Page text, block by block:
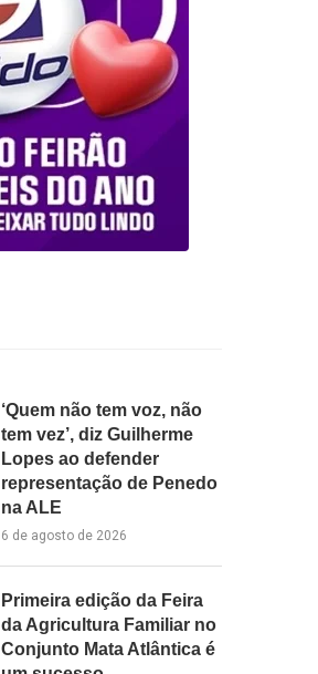
‘Quem não tem voz, não
tem vez’, diz Guilherme
Lopes ao defender
representação de Penedo
na ALE
6 de agosto de 2026
Primeira edição da Feira
da Agricultura Familiar no
Conjunto Mata Atlântica é